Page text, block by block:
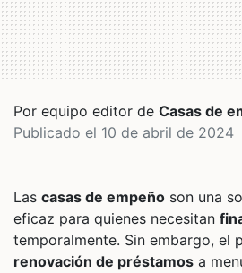
Por equipo editor de Casas de
Publicado el 10 de abril de 2024
Las casas de empeño son una
eficaz para quienes necesitan
temporalmente. Sin embargo, el
renovación de préstamos a